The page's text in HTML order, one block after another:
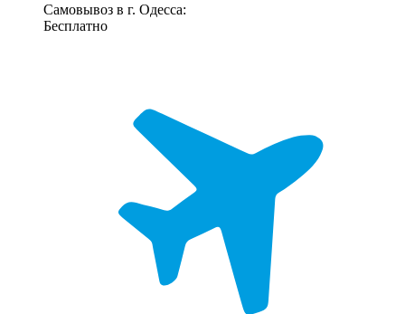
Самовывоз в г. Одесса:
Бесплатно